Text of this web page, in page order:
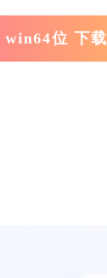
win64位 下载